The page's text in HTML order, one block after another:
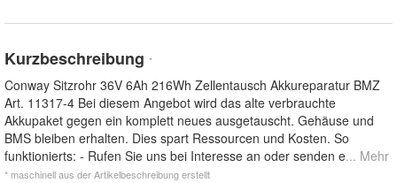
Kurzbeschreibung *
Conway Sitzrohr 36V 6Ah 216Wh Zellentausch Akkureparatur BMZ
Art. 11317-4 Bei diesem Angebot wird das alte verbrauchte
Akkupaket gegen ein komplett neues ausgetauscht. Gehäuse und
BMS bleiben erhalten. Dies spart Ressourcen und Kosten. So
funktionierts: - Rufen Sie uns bei Interesse an oder senden e... Mehr
* maschinell aus der Artikelbeschreibung erstellt